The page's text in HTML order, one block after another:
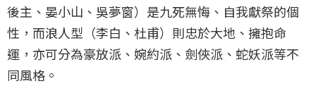
後主、晏小山、吳夢窗）是九死無悔、自我獻祭的個
性，而浪人型（李白、杜甫）則忠於大地、擁抱命
運，亦可分為豪放派、婉約派、劍俠派、蛇妖派等不
同風格。